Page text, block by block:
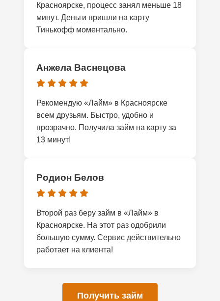
Красноярске, процесс занял меньше 18
минут. Деньги пришли на карту
Тинькофф моментально.
Анжела Васнецова
Рекомендую «Лайм» в Красноярске
всем друзьям. Быстро, удобно и
прозрачно. Получила займ на карту за
13 минут!
Родион Белов
Второй раз беру займ в «Лайм» в
Красноярске. На этот раз одобрили
большую сумму. Сервис действительно
работает на клиента!
Получить займ